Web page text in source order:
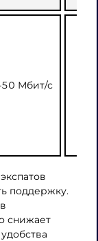
Мбит/с
поддержку.
снижает